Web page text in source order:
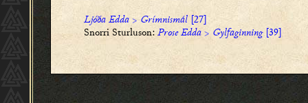
Ljóða Edda >Grímnismál [27]
Snorri Sturluson: Prose Edda > Gylfaginning[39]